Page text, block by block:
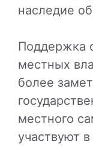
наследие
Поддержка
местных
более
местного
участвуют